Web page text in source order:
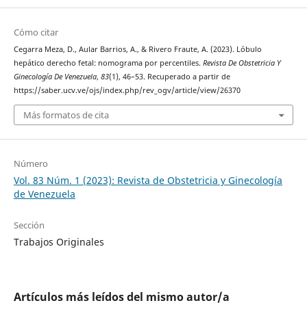
Cómo citar
Cegarra Meza, D., Aular Barrios, A., & Rivero Fraute, A. (2023). Lóbulo
hepático derecho fetal: nomograma por percentiles. Revista De Obstetricia Y
Ginecología De Venezuela, 83(1), 46–53. Recuperado a partir de
https://saber.ucv.ve/ojs/index.php/rev_ogv/article/view/26370
Más formatos de cita
Número
Vol. 83 Núm. 1 (2023): Revista de Obstetricia y Ginecología
de Venezuela
Sección
Trabajos Originales
Artículos más leídos del mismo autor/a